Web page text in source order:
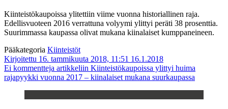
Kiinteistökaupoissa ylitettiin viime vuonna historiallinen raja.
Edellisvuoteen 2016 verrattuna volyymi ylittyi peräti 38 prosenttia.
Suurimmassa kaupassa olivat mukana kiinalaiset kumppaneineen.
Pääkategoria Kiinteistöt
Kirjoitettu 16. tammikuuta 2018, 11:51 16.1.2018
Ei kommentteja artikkeliin Kiinteistökaupoissa ylittyi huima
rajapyykki vuonna 2017 – kiinalaiset mukana suurkaupassa